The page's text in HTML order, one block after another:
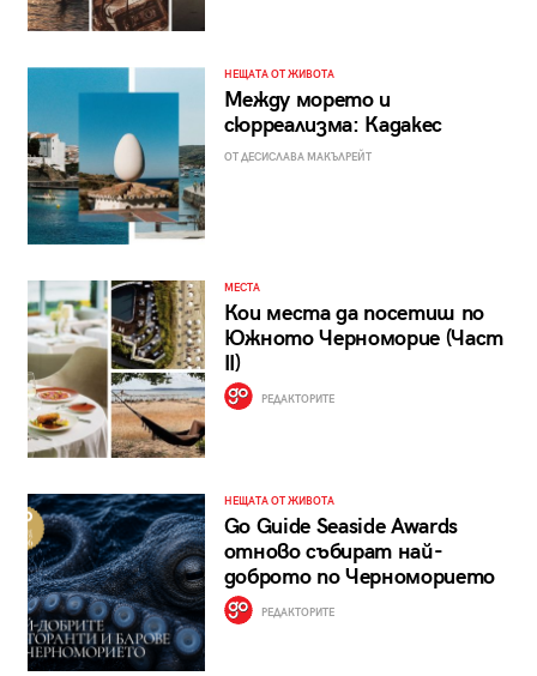
НЕЩАТА ОТ ЖИВОТА
Между морето и
сюрреализма: Кадакес
ОТ ДЕСИСЛАВА МАКЪЛРЕЙТ
МЕСТА
Кои места да посетиш по
Южното Черноморие (Част
II)
РЕДАКТОРИТЕ
НЕЩАТА ОТ ЖИВОТА
Go Guide Seaside Awards
отново събират най-
доброто по Черноморието
РЕДАКТОРИТЕ